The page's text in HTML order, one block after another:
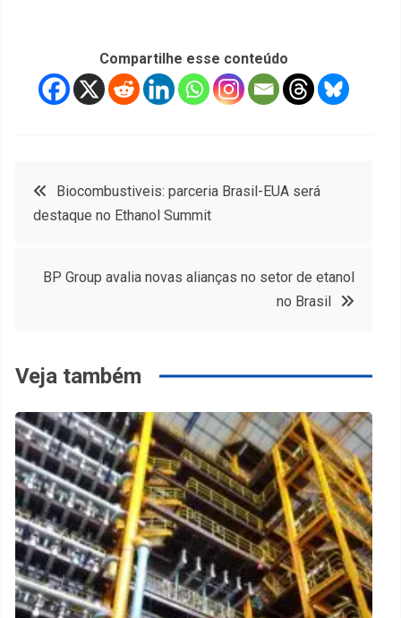
Compartilhe esse conteúdo
Navegação
Post
Biocombustiveis: parceria Brasil-EUA será
destaque no Ethanol Summit
BP Group avalia novas alianças no setor de etanol
no Brasil
Veja também